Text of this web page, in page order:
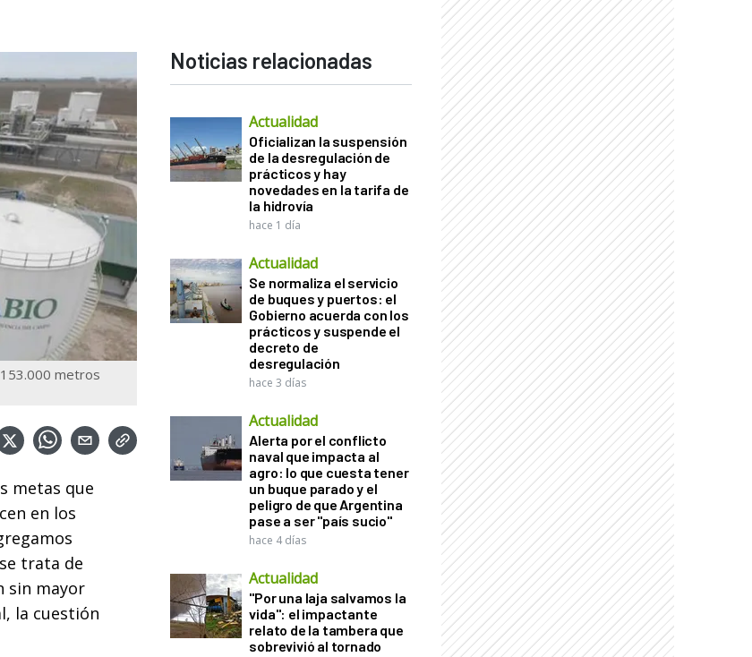
metros
metas que
en los
trata de
sin mayor
la cuestión
Noticias relacionadas
Actualidad
Oficializan la suspensión
de la desregulación de
prácticos y hay
novedades en la tarifa de
la hidrovía
hace 1 día
Actualidad
Se normaliza el servicio
de buques y puertos: el
Gobierno acuerda con los
prácticos y suspende el
decreto de
desregulación
hace 3 días
Actualidad
Alerta por el conflicto
naval que impacta al
agro: lo que cuesta tener
un buque parado y el
peligro de que Argentina
pase a ser "país sucio"
hace 4 días
Actualidad
"Por una laja salvamos la
vida": el impactante
relato de la tambera que
sobrevivió al tornado